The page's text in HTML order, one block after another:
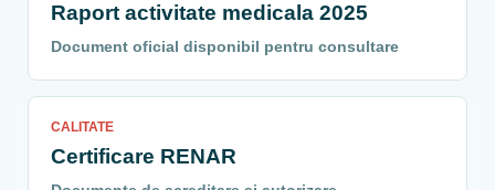
Raport activitate medicala 2025
Document oficial disponibil pentru consultare
CALITATE
Certificare RENAR